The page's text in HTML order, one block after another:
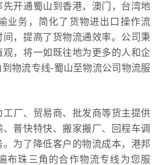
开通蜀山到香港，澳门，台湾地
业务，简化了货物进出口操作流
，提高了货物流通效率。公司秉
，将一如既往地为更多的人和企
物流专线-蜀山至物流公司物流服
工厂、贸易商、批发商等货主提供
普快特快、搬家搬厂、回程车调
为了降低客户的物流成本，港邦
布珠三角的合作物流专线为您服